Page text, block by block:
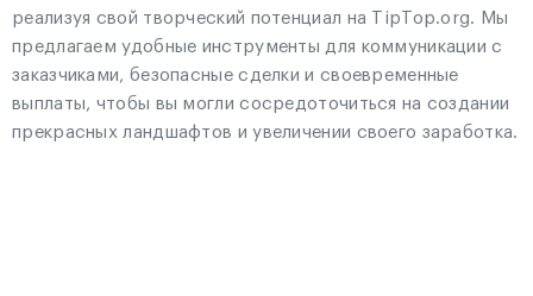
реализуя свой творческий потенциал на TipTop.org. Мы
предлагаем удобные инструменты для коммуникации с
заказчиками, безопасные сделки и своевременные
выплаты, чтобы вы могли сосредоточиться на создании
прекрасных ландшафтов и увеличении своего заработка.